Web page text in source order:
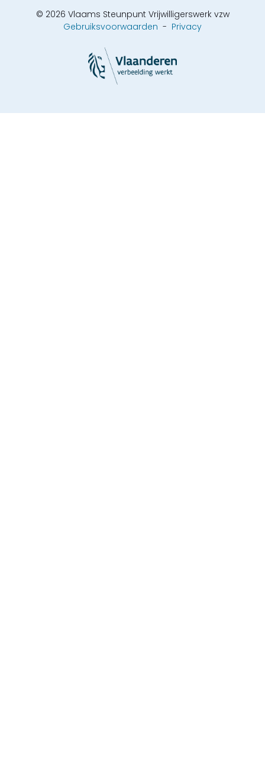
© 2026 Vlaams Steunpunt Vrijwilligerswerk vzw
Gebruiksvoorwaarden - Privacy